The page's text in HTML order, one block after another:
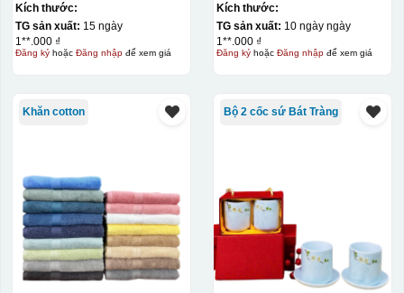
Kích thước:
TG sản xuất: 15 ngày
1**.000 ₫
Đăng kýhoặc Đăng nhậpđể xem giá
Kích thước:
TG sản xuất: 10 ngày ngày
1**.000 ₫
Đăng kýhoặc Đăng nhậpđể xem giá
Khăn cotton Bộ 2 cốc sứ Bát Tràng